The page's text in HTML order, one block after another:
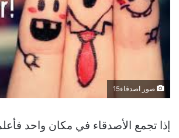
صور اصدقاء15
إذا تجمع الأصدقاء في مكان واحد